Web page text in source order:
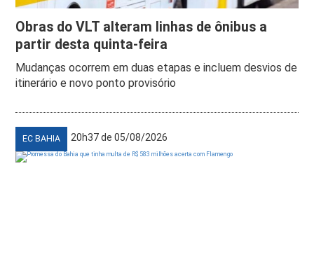
Obras do VLT alteram linhas de ônibus a
partir desta quinta-feira
Mudanças ocorrem em duas etapas e incluem desvios de
itinerário e novo ponto provisório
EC BAHIA 20h37 de 05/08/2026